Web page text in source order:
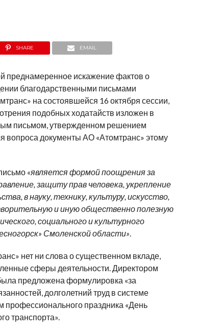
SHARE EMAIL
преднамеренное искажение фактов о
благодарственными письмами
на состоявшейся 16 октября сессии,
подобных ходатайств изложен в
письмом, утвержденном решением
вопроса документы АО «Атомтранс» этому
«является формой поощрения за
защиту прав человека, укрепление
в науку, технику, культуру, искусство,
и иную общественно полезную
социального и культурного
Смоленской области».
нет ни слова о существенном вкладе,
сферы деятельности. Директором
предложена формулировка «за
долголетний труд в системе
профессионального праздника «День
транспорта».